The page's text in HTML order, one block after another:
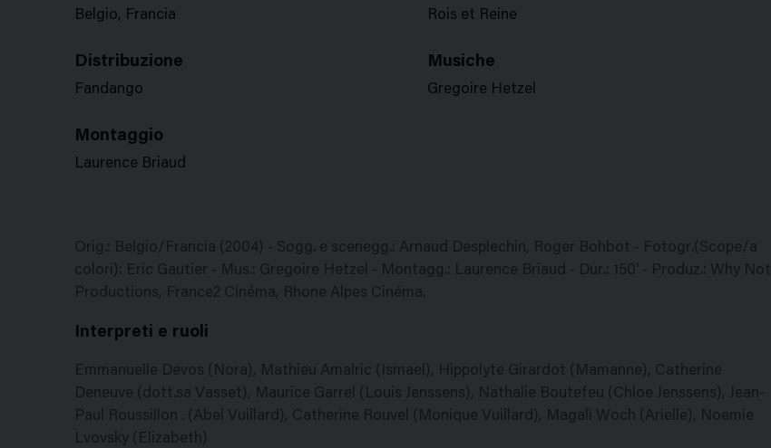
Belgio, Francia Rois et Reine
Distribuzione
Fandango
Musiche
Gregoire Hetzel
Montaggio
Laurence Briaud
Orig.: Belgio/Francia (2004) - Sogg. e scenegg.: Arnaud Desplechin, Roger Bohbot - Fotogr.(Scope/a
colori): Eric Gautier - Mus.: Gregoire Hetzel - Montagg.: Laurence Briaud - Dur.: 150' - Produz.: Why Not
Productions, France2 Cinéma, Rhone Alpes Cinéma.
Interpreti e ruoli
Emmanuelle Devos (Nora), Mathieu Amalric (Ismael), Hippolyte Girardot (Mamanne), Catherine
Deneuve (dott.sa Vasset), Maurice Garrel (Louis Jenssens), Nathalie Boutefeu (Chloe Jenssens), Jean-
Paul Roussillon . (Abel Vuillard), Catherine Rouvel (Monique Vuillard), Magalì Woch (Arielle), Noemie
Lvovsky (Elizabeth)